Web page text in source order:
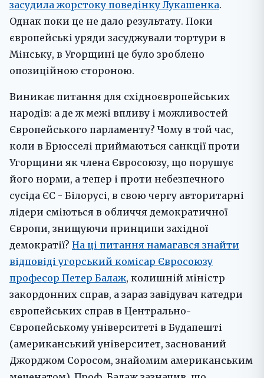
засудила жорстоку поведінку Лукашенка.
Однак поки це не дало результату. Поки
європейські уряди засуджували тортури в
Мінську, в Угорщині це було зроблено
опозиційною стороною.
Виникає питання для східноєвропейських
народів: а де ж межі впливу і можливостей
Європейського парламенту? Чому в той час,
коли в Брюсселі приймаються санкції проти
Угорщини як члена Євросоюзу, що порушує
його норми, а тепер і проти небезпечного
сусіда ЄС - Білорусі, в свою чергу авторитарні
лідери сміються в обличчя демократичної
Європи, знищуючи принципи західної
демократії? На ці питання намагався знайти
відповіді угорський комісар Євросоюзу
професор Петер Балаж, колишній міністр
закордонних справ, а зараз завідувач катедри
європейських справ в Центрально-
Європейському університеті в Будапешті
(американський університет, заснований
Джорджом Соросом, знайомим американським